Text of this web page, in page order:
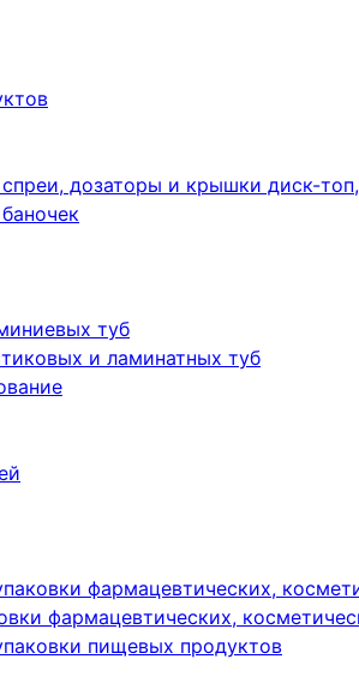
дозаторы и крышки диск-
туб
и ламинатных туб
фармацевтических,
фармацевтических,
пищевых продуктов